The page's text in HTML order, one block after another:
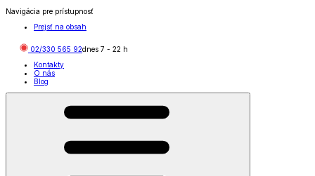
Navigácia pre prístupnosť
Prejsť na obsah
02/330 565 92dnes 7 - 22 h
Kontakty
O nás
Blog